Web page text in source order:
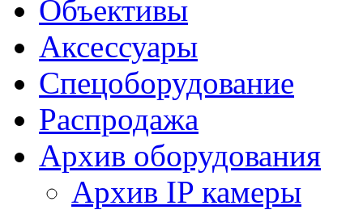
Объективы
Аксессуары
Спецоборудование
Распродажа
Архив оборудования
Архив IP камеры